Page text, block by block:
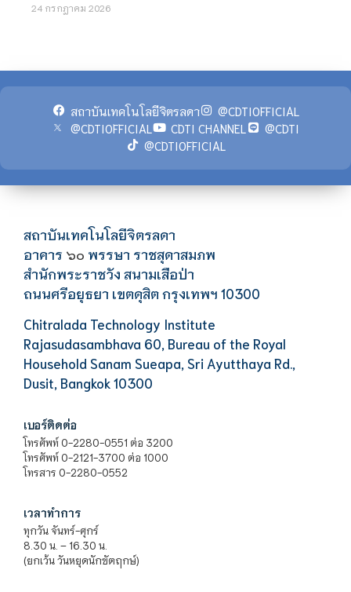
24 กรกฎาคม 2026
สถาบันเทคโนโลยีจิตรลดา
@CDTIOFFICIAL
@CDTIOFFICIAL
CDTI CHANNEL
@CDTI
@CDTIOFFICIAL
สถาบันเทคโนโลยีจิตรลดา
อาคาร ๖๐ พรรษา ราชสุดาสมภพ
สำนักพระราชวัง สนามเสือป่า
ถนนศรีอยุธยา เขตดุสิต กรุงเทพฯ 10300
Chitralada Technology Institute
Rajasudasambhava 60, Bureau of the Royal
Household Sanam Sueapa, Sri Ayutthaya Rd.,
Dusit, Bangkok 10300
เบอร์ติดต่อ
โทรศัพท์ 0-2280-0551 ต่อ 3200
โทรศัพท์ 0-2121-3700 ต่อ 1000
โทรสาร 0-2280-0552
เวลาทำการ
ทุกวัน จันทร์-ศุกร์
8.30 น. – 16.30 น.
(ยกเว้น วันหยุดนักขัตฤกษ์)